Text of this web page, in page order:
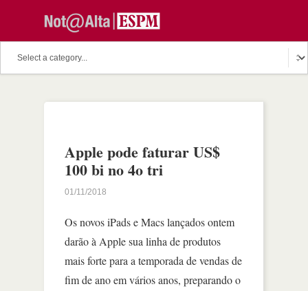
Apple pode faturar US$
100 bi no 4o tri
01/11/2018
Os novos iPads e Macs lançados ontem
darão à Apple sua linha de produtos
mais forte para a temporada de vendas de
fim de ano em vários anos, preparando o